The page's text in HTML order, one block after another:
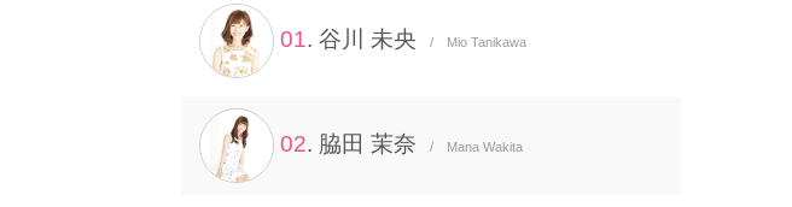
01. 谷川 未央 / Mio Tanikawa
02. 脇田 茉奈 / Mana Wakita